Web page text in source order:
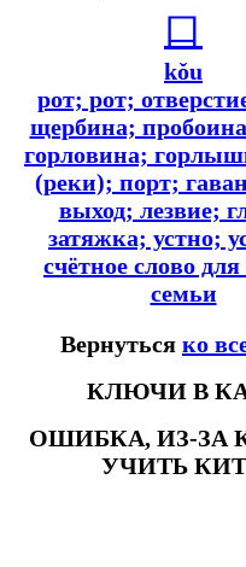
口
kǒu
рот; рот;
щербина;
горловина;
(реки); порт;
выход; лезвие;
затяжка; устно;
счётное слово
семьи
Вернуться ко
КЛЮЧИ В
ОШИБКА, ИЗ-ЗА
УЧИТЬ